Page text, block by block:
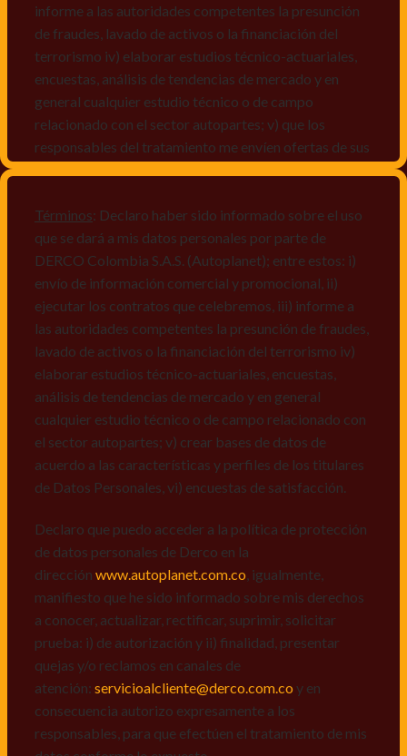
informe a las autoridades competentes la presunción
de fraudes, lavado de activos o la financiación del
terrorismo iv) elaborar estudios técnico-actuariales,
encuestas, análisis de tendencias de mercado y en
general cualquier estudio técnico o de campo
relacionado con el sector autopartes; v) que los
responsables del tratamiento me envíen ofertas de sus
mismos, vi) crear bases de datos de acuerdo a las
características y perfiles de los titulares de Datos
Personales, v) encuestas de satisfacción, vi) reportes
recall.
Declaro que puedo acceder a la política de protección
de datos personales de Derco en la
direcciónwww.autoplanet.com.co, igualmente,
manifiesto que he sido informado sobre mis derechos
a conocer, actualizar, rectificar, suprimir, solicitar
prueba: i) de autorización y ii) finalidad, presentar
quejas y/o reclamos en canales de
atención: servicioalcliente@derco.com.coy en
responsables, para que efectúen el tratamiento de mis
datos conforme lo expuesto.
Términos: Declaro haber sido informado sobre el uso
que se dará a mis datos personales por parte de
DERCO Colombia S.A.S. (Autoplanet); entre estos: i)
envío de información comercial y promocional, ii)
ejecutar los contratos que celebremos, iii) informe a
las autoridades competentes la presunción de fraudes,
lavado de activos o la financiación del terrorismo iv)
elaborar estudios técnico-actuariales, encuestas,
análisis de tendencias de mercado y en general
cualquier estudio técnico o de campo relacionado con
el sector autopartes; v) crear bases de datos de
acuerdo a las características y perfiles de los titulares
de Datos Personales, vi) encuestas de satisfacción.
Declaro que puedo acceder a la política de protección
de datos personales de Derco en la
dirección www.autoplanet.com.co , igualmente,
manifiesto que he sido informado sobre mis derechos
a conocer, actualizar, rectificar, suprimir, solicitar
prueba: i) de autorización y ii) finalidad, presentar
quejas y/o reclamos en canales de
atención: servicioalcliente@derco.com.co y en
consecuencia autorizo expresamente a los
responsables, para que efectúen el tratamiento de mis